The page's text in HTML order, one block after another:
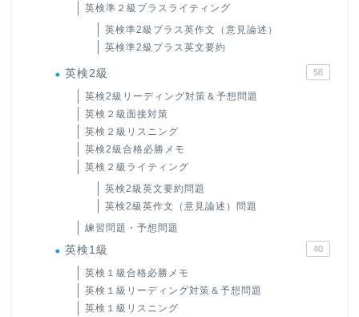
英検準２級プラスライティング
英検準2級プラス英作文（意見論述）
英検準2級プラス英文要約
英検2級 58
英検2級リーディング対策＆予想問題
英検２級面接対策
英検２級リスニング
英検2級合格必勝メモ
英検２級ライティング
英検2級英文要約問題
英検2級英作文（意見論述）問題
練習問題・予想問題
英検1級 40
英検１級合格必勝メモ
英検１級リーディング対策＆予想問題
英検１級リスニング